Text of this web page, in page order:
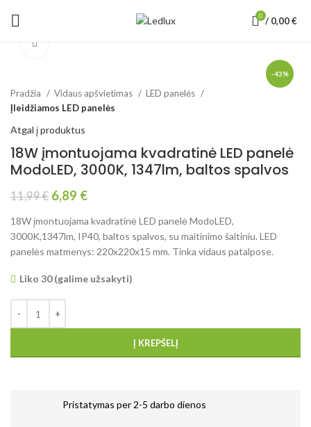
0 / 0,00€
-43%
Pradžia Vidaus apšvietimas
LED panelės
Įleidžiamos LED panelės
Atgal į produktus
18W įmontuojama kvadratinė LED panelė
ModoLED, 3000K, 1347lm, baltos spalvos
11,99€ 6,89 €
18W įmontuojama kvadratinė LED panelė ModoLED,
3000K,1347lm, IP40, baltos spalvos, su maitinimo šaltiniu. LED
panelės matmenys: 220x220x15 mm. Tinka vidaus patalpose.
Liko 30 (galime užsakyti)
Į KREPŠELĮ
Pristatymas per 2-5 darbo dienos